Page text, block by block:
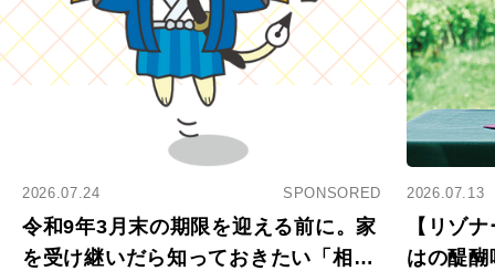
2026.07.24 SPONSORED
令和9年3月末の期限を迎える前に。家
を受け継いだら知っておきたい「相続
2026.07.13
【リゾ
はの醍